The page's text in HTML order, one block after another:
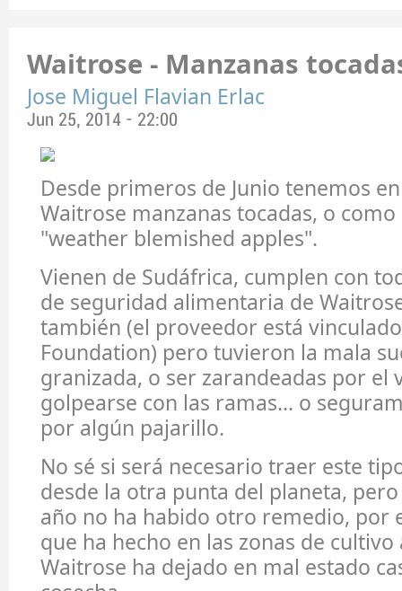
Waitrose - Manzanas
Jose Miguel Flavian Erlac
Jun 25, 2014 - 22:00
Desde primeros de Junio tenemos
Waitrose manzanas tocadas, o
"weather blemished apples".
Vienen de Sudáfrica, cumplen con
de seguridad alimentaria de
también (el proveedor está
Foundation) pero tuvieron la mala
granizada, o ser zarandeadas por el
golpearse con las ramas... o
por algún pajarillo.
No sé si será necesario traer este
desde la otra punta del planeta,
año no ha habido otro remedio, por
que ha hecho en las zonas de
Waitrose ha dejado en mal estado